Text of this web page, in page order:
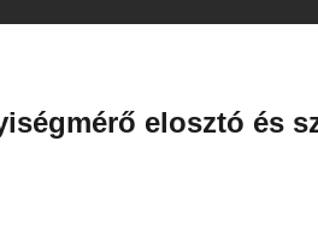
elosztó és